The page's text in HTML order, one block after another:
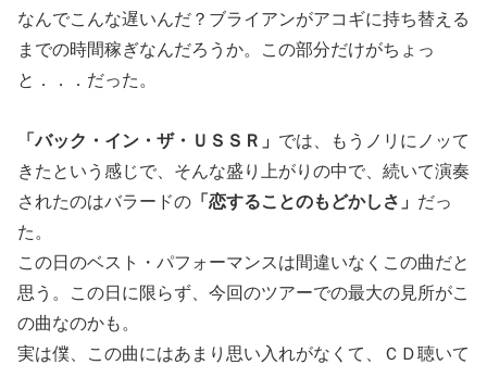
なんでこんな遅いんだ？ブライアンがアコギに持ち替える
までの時間稼ぎなんだろうか。この部分だけがちょっ
と．．．だった。
「バック・イン・ザ・ＵＳＳＲ」 では、もうノリにノッて
きたという感じで、そんな盛り上がりの中で、続いて演奏
されたのはバラードの 「恋することのもどかしさ」 だっ
た。
この日のベスト・パフォーマンスは間違いなくこの曲だと
思う。この日に限らず、今回のツアーでの最大の見所がこ
の曲なのかも。
実は僕、この曲にはあまり思い入れがなくて、ＣＤ聴いて